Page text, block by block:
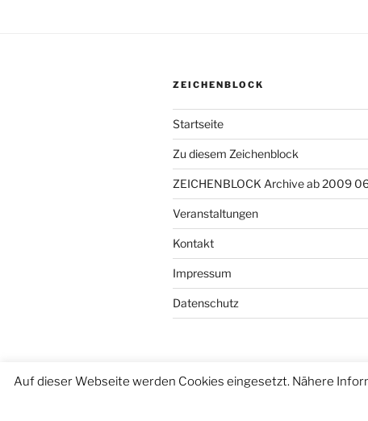
ZEICHENBLOCK
Startseite
Zu diesem Zeichenblock
ZEICHENBLOCK Archive ab 2009
Veranstaltungen
Kontakt
Impressum
Datenschutz
Datenschutzerklärung
Auf dieser Webseite werden Cookies eingesetzt. Nähere